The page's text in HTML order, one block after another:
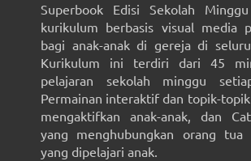
Superbook Edisi Sekolah
kurikulum berbasis visual media
bagi anak-anak di gereja di
Kurikulum ini terdiri dari 45
pelajaran sekolah minggu
Permainan interaktif dan topik-
mengaktifkan anak-anak, dan
yang menghubungkan orang tua
yang dipelajari anak.